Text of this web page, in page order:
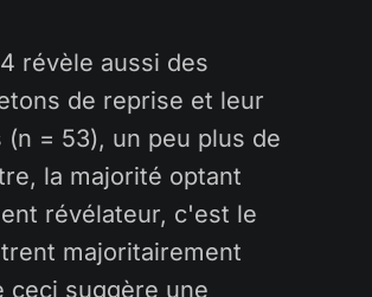
révèle aussi des
de reprise et leur
= 53), un peu plus de
la majorité optant
révélateur, c'est le
majoritairement
ceci suggère une